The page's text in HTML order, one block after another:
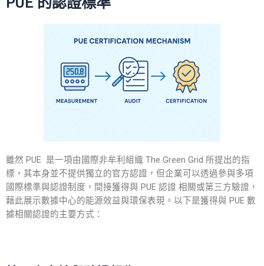
雖然 PUE 是一項由國際非牟利組織 The Green Grid 所提出的指
標，其本身並不提供獨立的官方認證，但企業可以透過參與多項
國際標準與認證制度，間接獲得與 PUE 認證 相關或第三方驗證，
藉此展示數據中心的能源效益與環保表現。以下是獲得與 PUE 數
據相關認證的主要方式：